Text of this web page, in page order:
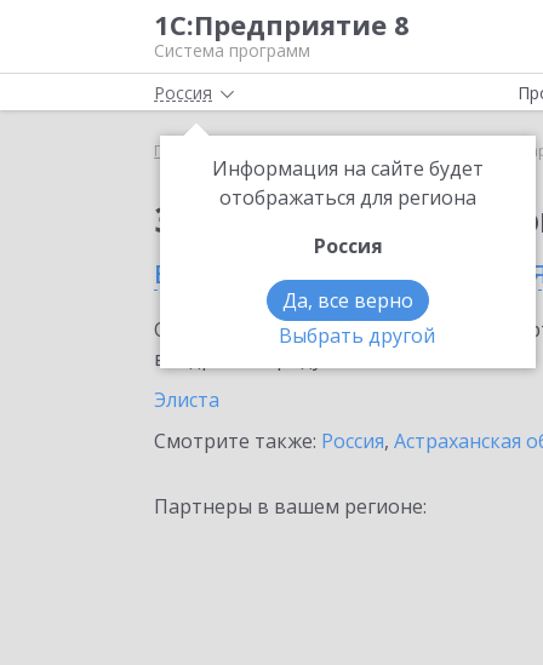
1С:Предприятие 8
Система программ
Россия
Информация на сайте будет
отображаться для региона
Россия
Да, все верно
Выбрать другой
Главная
Заказать
в Республике
Ознакомьтесь с информационными
внедрение продукта.
Элиста
Смотрите также: Россия, Астраханская
Партнеры в вашем регионе: